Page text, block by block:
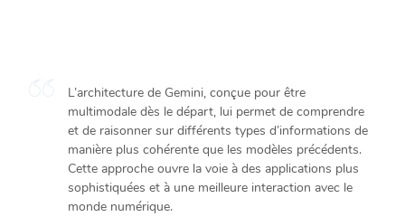
L’architecture de Gemini, conçue pour être
multimodale dès le départ, lui permet de comprendre
et de raisonner sur différents types d’informations de
manière plus cohérente que les modèles précédents.
Cette approche ouvre la voie à des applications plus
sophistiquées et à une meilleure interaction avec le
monde numérique.